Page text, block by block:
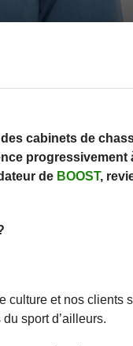
cabinets de
progressivement
de BOOST,
et nos clients
sport d’ailleurs.